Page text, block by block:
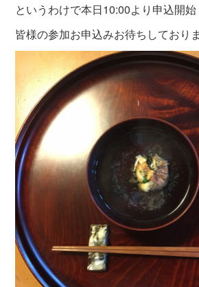
というわけで本日10:00より申込開始
皆様の参加お申込みお待ちしており